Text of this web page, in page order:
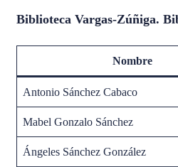
Biblioteca Vargas-Zúñiga.
Nombre
Antonio Sánchez Cabaco
Mabel Gonzalo Sánchez
Ángeles Sánchez González